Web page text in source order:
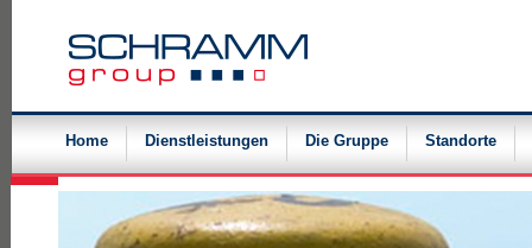
Navigation
überspringen
Home Dienstleistungen Die Gruppe Standorte